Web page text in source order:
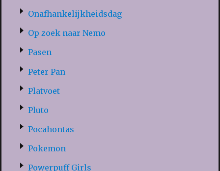
Onafhankelijkheidsdag
Op zoek naar Nemo
Pasen
Peter Pan
Platvoet
Pluto
Pocahontas
Pokemon
Powerpuff Girls